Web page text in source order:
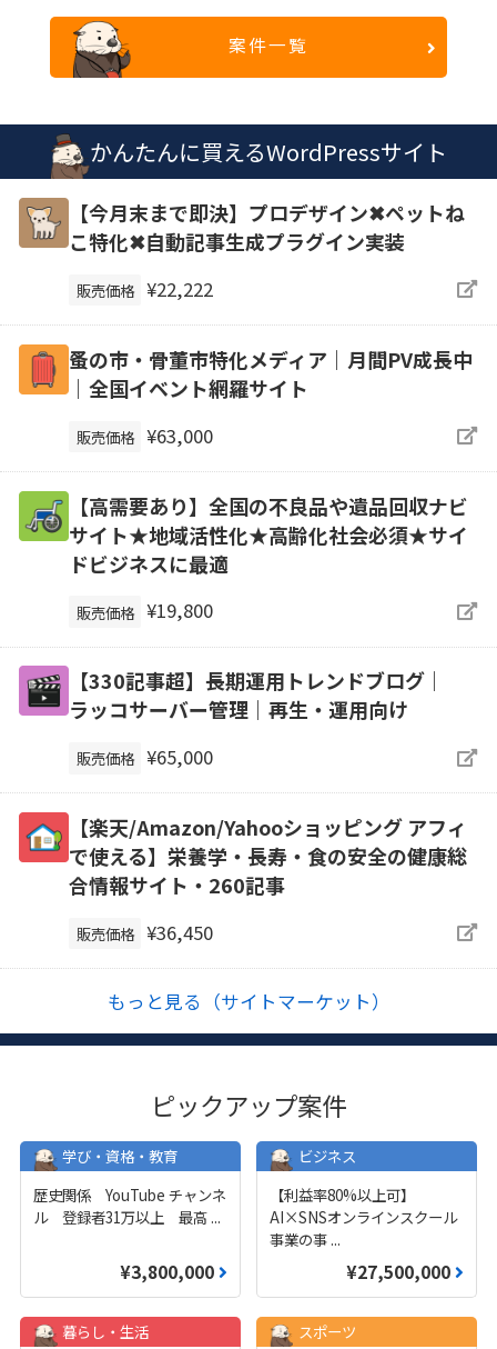
案件一覧
かんたんに買えるWordPressサイト
【今月末まで即決】プロデザイン✖ペットね
こ特化✖自動記事生成プラグイン実装
販売価格 ¥22,222
蚤の市・骨董市特化メディア｜月間PV成長中
｜全国イベント網羅サイト
販売価格 ¥63,000
【高需要あり】全国の不良品や遺品回収ナビ
サイト★地域活性化★高齢化社会必須★サイ
ドビジネスに最適
販売価格 ¥19,800
【330記事超】長期運用トレンドブログ｜
ラッコサーバー管理｜再生・運用向け
販売価格 ¥65,000
【楽天/Amazon/Yahooショッピング アフィ
で使える】栄養学・長寿・食の安全の健康総
合情報サイト・260記事
販売価格 ¥36,450
もっと見る（サイトマーケット）
ピックアップ案件
学び・資格・教育
歴史関係 YouTube チャンネ
ル 登録者31万以上 最高 ...
¥3,800,000
ビジネス
【利益率80%以上可】
AI×SNSオンラインスクール
事業の事 ...
¥27,500,000
暮らし・生活 スポーツ